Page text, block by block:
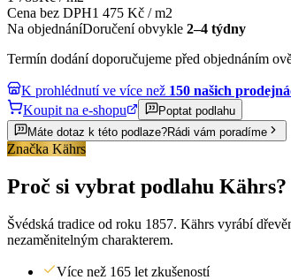
Cena bez DPH1 475 Kč /m2
Na objednáníDoručení obvykle 2–4 týdny
Termín dodání doporučujeme před objednáním
K prohlédnutí ve více než 150 našich
Koupit na e-shopu
Poptat podlahu
Máte dotaz k této podlaze?Rádi vám poradíme
Značka Kährs
Proč si vybrat podlahu Kährs?
Švédská tradice od roku 1857. Kährs vyrábí
nezaměnitelným charakterem.
Více než 165 let zkušeností